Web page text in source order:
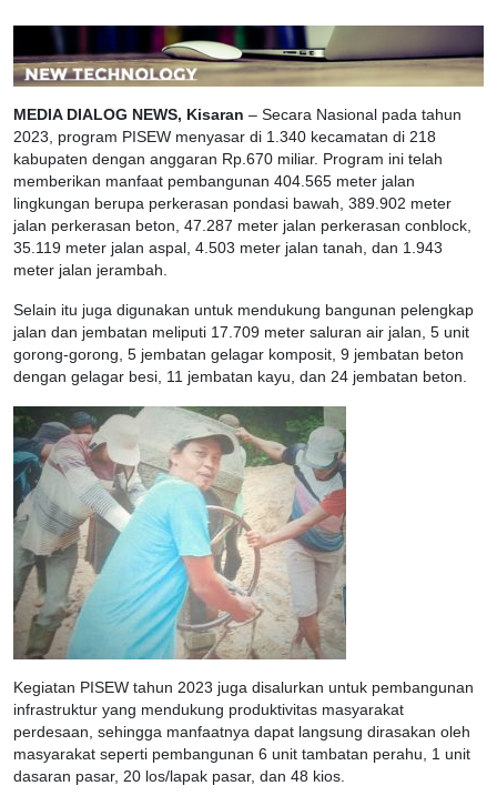
MEDIA DIALOG NEWS, Kisaran – Secara Nasional pada tahun
2023, program PISEW menyasar di 1.340 kecamatan di 218
kabupaten dengan anggaran Rp.670 miliar. Program ini telah
memberikan manfaat pembangunan 404.565 meter jalan
lingkungan berupa perkerasan pondasi bawah, 389.902 meter
jalan perkerasan beton, 47.287 meter jalan perkerasan conblock,
35.119 meter jalan aspal, 4.503 meter jalan tanah, dan 1.943
meter jalan jerambah.
Selain itu juga digunakan untuk mendukung bangunan pelengkap
jalan dan jembatan meliputi 17.709 meter saluran air jalan, 5 unit
gorong-gorong, 5 jembatan gelagar komposit, 9 jembatan beton
dengan gelagar besi, 11 jembatan kayu, dan 24 jembatan beton.
Kegiatan PISEW tahun 2023 juga disalurkan untuk pembangunan
infrastruktur yang mendukung produktivitas masyarakat
perdesaan, sehingga manfaatnya dapat langsung dirasakan oleh
masyarakat seperti pembangunan 6 unit tambatan perahu, 1 unit
dasaran pasar, 20 los/lapak pasar, dan 48 kios.